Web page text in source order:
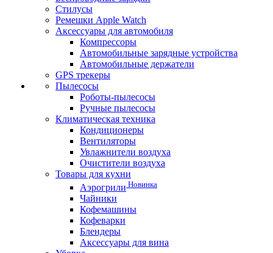
Стилусы
Ремешки Apple Watch
Аксессуары для автомобиля
Компрессоры
Автомобильные зарядные устройства
Автомобильные держатели
GPS трекеры
Пылесосы
Роботы-пылесосы
Ручные пылесосы
Климатическая техника
Кондиционеры
Вентиляторы
Увлажнители воздуха
Очистители воздуха
Товары для кухни
Аэрогрили Новинка
Чайники
Кофемашины
Кофеварки
Блендеры
Аксессуары для вина